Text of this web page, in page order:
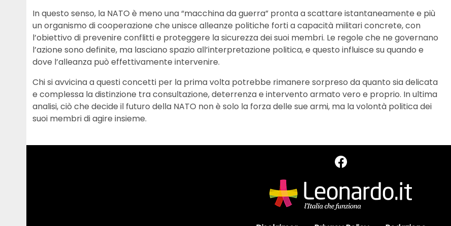
In questo senso, la NATO è meno una “macchina da guerra” pronta a scattare istantaneamente e più
un organismo di cooperazione che unisce alleanze politiche forti a capacità militari concrete, con
l’obiettivo di prevenire conflitti e proteggere la sicurezza dei suoi membri. Le regole che ne governano
l’azione sono definite, ma lasciano spazio all’interpretazione politica, e questo influisce su quando e
dove l’alleanza può effettivamente intervenire.
Chi si avvicina a questi concetti per la prima volta potrebbe rimanere sorpreso da quanto sia delicata
e complessa la distinzione tra consultazione, deterrenza e intervento armato vero e proprio. In ultima
analisi, ciò che decide il futuro della NATO non è solo la forza delle sue armi, ma la volontà politica dei
suoi membri di agire insieme.